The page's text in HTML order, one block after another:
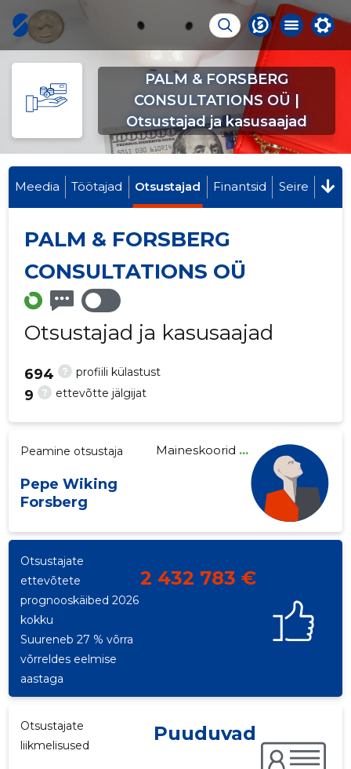
PALM & FORSBERG
CONSULTATIONS OÜ |
Otsustajad ja kasusaajad
Meedia Töötajad Otsustajad Finantsid Seire
PALM & FORSBERG
CONSULTATIONS OÜ
Otsustajad ja kasusaajad
? profiili külastust
694
? ettevõtte jälgijat
9
Peamine otsustaja
Pepe Wiking
Forsberg
Maineskoorid ...
Otsustajate
ettevõtete
prognooskäibed 2026
kokku
2 432 783 €
Suureneb 27 % võrra
võrreldes eelmise
aastaga
Otsustajate
liikmelisused
Puuduvad